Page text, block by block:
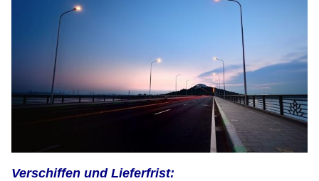
Verschiffen und Lieferfrist: